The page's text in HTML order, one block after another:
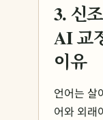
3. 신
AI 교
이유
언어는 살
어와 외래